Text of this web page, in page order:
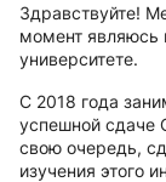
Здравствуйте!
момент являюсь
университете.
С 2018 года
успешной сдаче
свою очередь,
изучения этого